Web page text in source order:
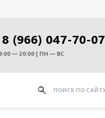
8 (966) 047-70-07
— 20:00 | ПН — ВС